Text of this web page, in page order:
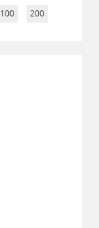
100 200